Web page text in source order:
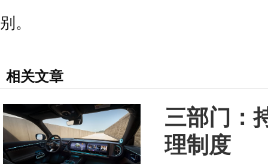
别。
相关文章
三部门：
理制度